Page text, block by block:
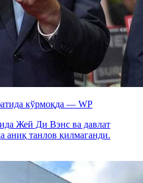
кўрмоқда — WP
Жей Ди Вэнс ва давлат
аниқ танлов қилмаганди.